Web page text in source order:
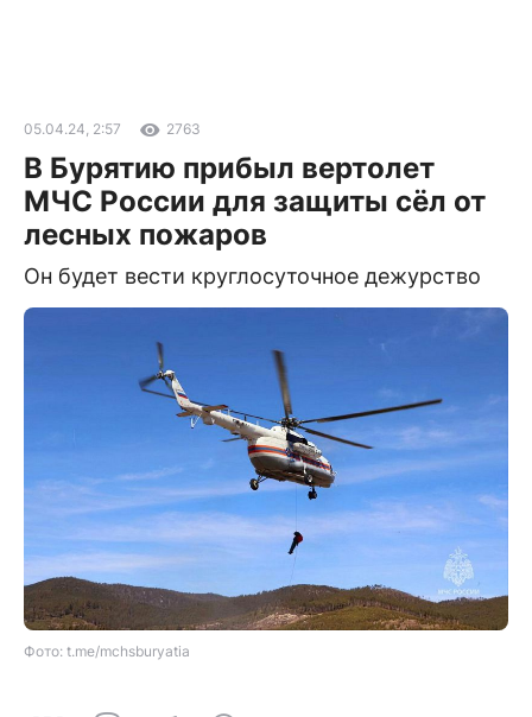
05.04.24, 2:57 2763
В Бурятию прибыл вертолет
МЧС России для защиты сёл от
лесных пожаров
Он будет вести круглосуточное дежурство
Фото: t.me/mchsburyatia